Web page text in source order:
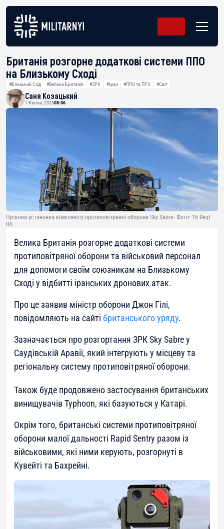
Британія розгорне додаткові системи ППО
на Близькому Сході
#Близький Схід #Велика Британія #ЗРК #Іран #ППО та ПРО #Світ
Саня Козацький
1 Квітня, 202608:06
Пускова установка комплексу протиповітряної оборони Sky Sabre. Фото: 16 Regt
RA
Велика Британія розгорне додаткові системи
протиповітряної оборони та військовий персонал
для допомоги своїм союзникам на Близькому
Сході у відбитті іранських дронових атак.
Про це заявив міністр оборони Джон Гілі,
повідомляють на сайті британського уряду.
Зазначається про розгортання ЗРК Sky Sabre у
Саудівській Аравії, який інтегрують у місцеву та
регіональну систему протиповітряної оборони.
Також буде продовжено застосування британських
винищувачів Typhoon, які базуються у Катарі.
Окрім того, британські системи протиповітряної
оборони малої дальності Rapid Sentry разом із
військовими, які ними керують, розгорнуті в
Кувейті та Бахрейні.